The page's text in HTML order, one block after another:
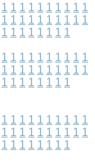
1 1 1 1 1 1 1 1 1 1
1 1 1 1 1 1 1 1 1 1
1 1 1 1 1 1 1 1
1 1 1 1 1 1 1 1 1 1
1 1 1 1 1 1 1 1 1 1
1 1 1 1 1 1 1 1
1 1 1 1 1 1 1 1 1 1
1 1 1 1 1 1 1 1 1 1
1 1 1 1 1 1 1 1